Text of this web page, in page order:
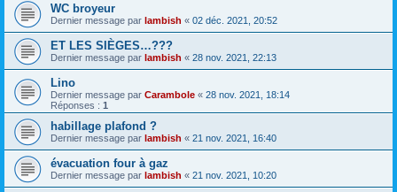
WC broyeur
Dernier message par lambish « 02 déc. 2021, 20:52
ET LES SIÈGES…???
Dernier message par lambish « 28 nov. 2021, 22:13
Lino
Dernier message par Carambole « 28 nov. 2021, 18:14
Réponses : 1
habillage plafond ?
Dernier message par lambish « 21 nov. 2021, 16:40
évacuation four à gaz
Dernier message par lambish « 21 nov. 2021, 10:20